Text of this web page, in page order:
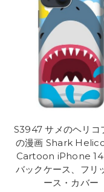
S3947 サメのヘリコ
の漫画 Shark
Cartoon iPhone
バックケース、フリ
ース・カバー